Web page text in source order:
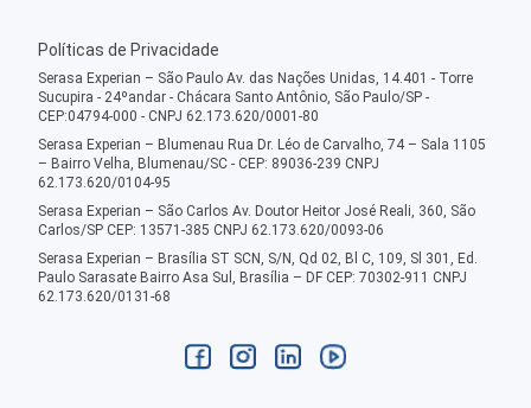
Políticas de Privacidade
Serasa Experian – São Paulo Av. das Nações Unidas, 14.401 - Torre
Sucupira - 24ºandar - Chácara Santo Antônio, São Paulo/SP -
CEP:04794-000 - CNPJ 62.173.620/0001-80
Serasa Experian – Blumenau Rua Dr. Léo de Carvalho, 74 – Sala 1105
– Bairro Velha, Blumenau/SC - CEP: 89036-239 CNPJ
62.173.620/0104-95
Serasa Experian – São Carlos Av. Doutor Heitor José Reali, 360, São
Carlos/SP CEP: 13571-385 CNPJ 62.173.620/0093-06
Serasa Experian – Brasília ST SCN, S/N, Qd 02, Bl C, 109, Sl 301, Ed.
Paulo Sarasate Bairro Asa Sul, Brasília – DF CEP: 70302-911 CNPJ
62.173.620/0131-68